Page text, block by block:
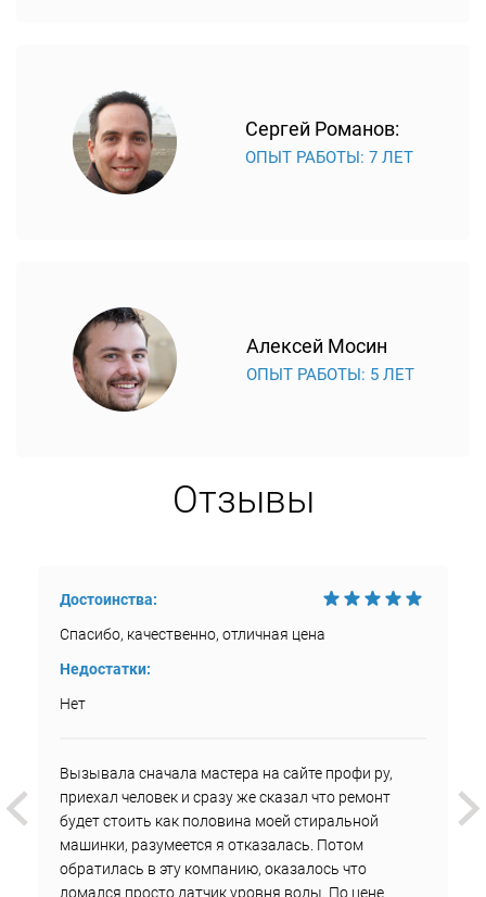
Сергей Романов:
ОПЫТ РАБОТЫ: 7 ЛЕТ
Алексей Мосин
ОПЫТ РАБОТЫ: 5 ЛЕТ
Отзывы
Достоинства:
Спасибо, качественно, отличная цена
Недостатки:
Нет
Вызывала сначала мастера на сайте профи ру,
приехал человек и сразу же сказал что ремонт
будет стоить как половина моей стиральной
машинки, разумеется я отказалась. Потом
обратилась в эту компанию, оказалось что
ломался просто датчик уровня воды. По цене